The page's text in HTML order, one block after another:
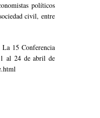
políticos
civil, entre
La 15 Conferencia
al 24 de abril de